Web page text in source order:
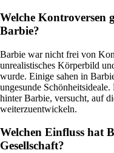
Welche Kontroversen
Barbie?
Barbie war nicht frei von
unrealistisches Körperbild
wurde. Einige sahen in
ungesunde
hinter Barbie, versucht, auf
weiterzuentwickeln.
Welchen Einfluss hat
Gesellschaft?